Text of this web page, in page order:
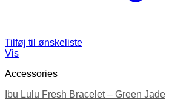
Tilføj til ønskeliste
Vis
Accessories
Ibu Lulu Fresh Bracelet – Green Jade